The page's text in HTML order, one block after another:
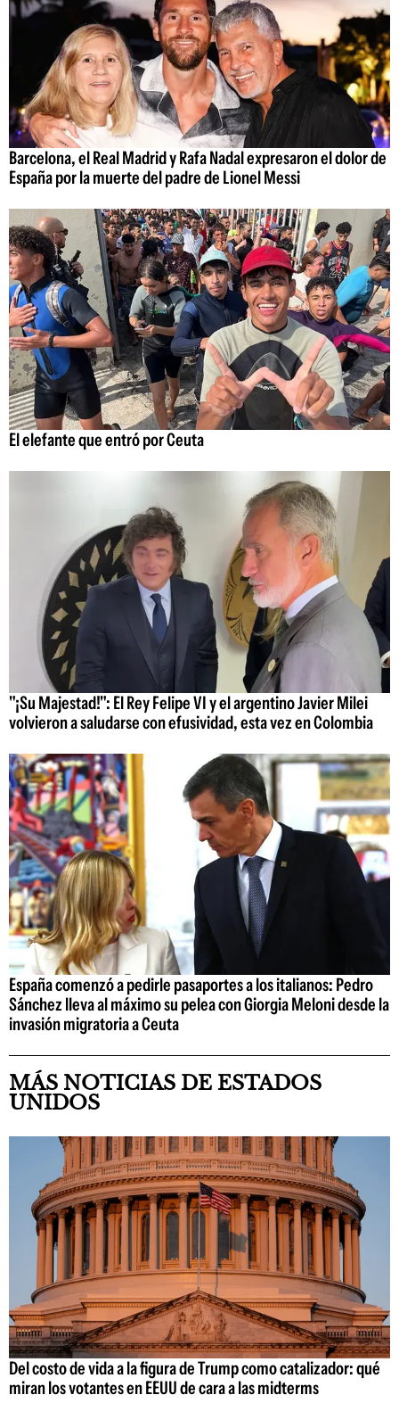
Barcelona, el Real Madrid y Rafa Nadal expresaron el dolor de
España por la muerte del padre de Lionel Messi
El elefante que entró por Ceuta
"¡Su Majestad!": El Rey Felipe VI y el argentino Javier Milei
volvieron a saludarse con efusividad, esta vez en Colombia
España comenzó a pedirle pasaportes a los italianos: Pedro
Sánchez lleva al máximo su pelea con Giorgia Meloni desde la
invasión migratoria a Ceuta
MÁS NOTICIAS DE ESTADOS
UNIDOS
Del costo de vida a la figura de Trump como catalizador: qué
miran los votantes en EEUU de cara a las midterms